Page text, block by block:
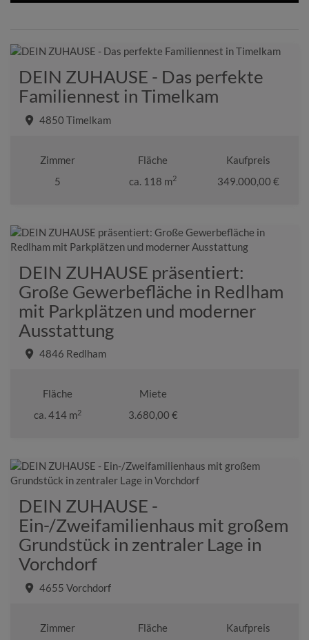
DEIN ZUHAUSE - Das perfekte
Familiennest in Timelkam
4850 Timelkam
Zimmer
5
Fläche
ca. 118 m2
Kaufpreis
349.000,00 €
DEIN ZUHAUSE präsentiert:
Große Gewerbefläche in Redlham
mit Parkplätzen und moderner
Ausstattung
4846 Redlham
Fläche
ca. 414 m2
Miete
3.680,00 €
DEIN ZUHAUSE -
Ein-/Zweifamilienhaus mit großem
Grundstück in zentraler Lage in
Vorchdorf
4655 Vorchdorf
Zimmer
Fläche
Kaufpreis